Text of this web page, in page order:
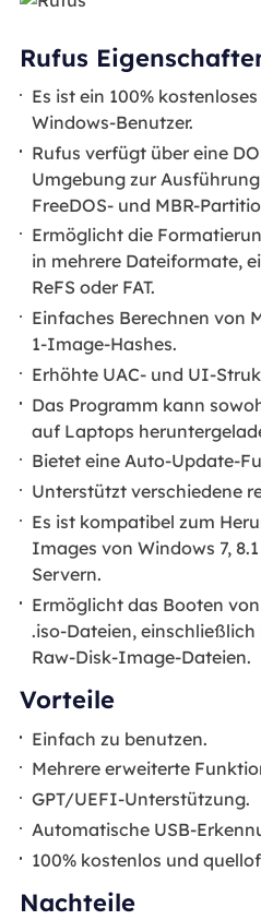
Rufus
Es ist ein 100%
Windows-Benutzer.
Rufus verfügt über eine
Umgebung zur
FreeDOS- und MBR-
Ermöglicht die
in mehrere Dateiformate,
ReFS oder FAT.
Einfaches Berechnen von
1-Image-Hashes.
Erhöhte UAC- und UI-
Das Programm kann
auf Laptops
Bietet eine Auto-Update-
Unterstützt verschiedene
Es ist kompatibel zum
Images von Windows 7,
Servern.
Ermöglicht das Booten
.iso-Dateien,
Raw-Disk-Image-Dateien.
Vorteile
Einfach zu benutzen.
Mehrere erweiterte
GPT/UEFI-Unterstützung.
Automatische USB-
100% kostenlos und
Nachteile